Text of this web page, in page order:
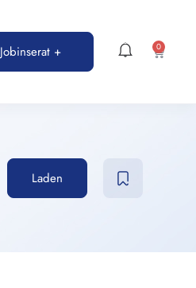
Jobinserat + 0
Laden